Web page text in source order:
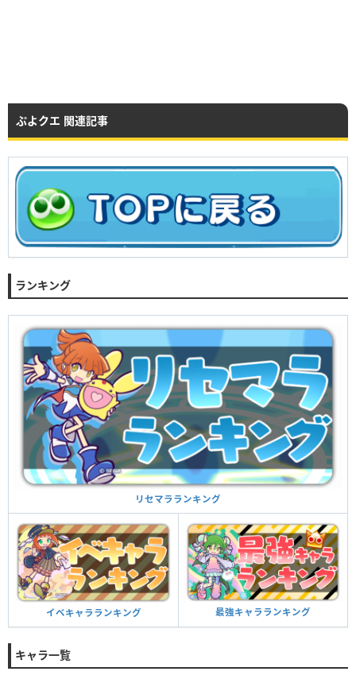
ぷよクエ 関連記事
ランキング
リセマラランキング
イベキャラランキング 最強キャラランキング
キャラ一覧